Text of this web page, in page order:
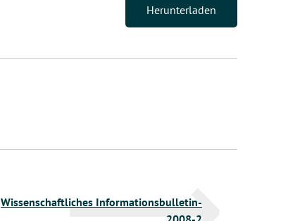
Herunterladen
Wissenschaftliches Informationsbulletin-